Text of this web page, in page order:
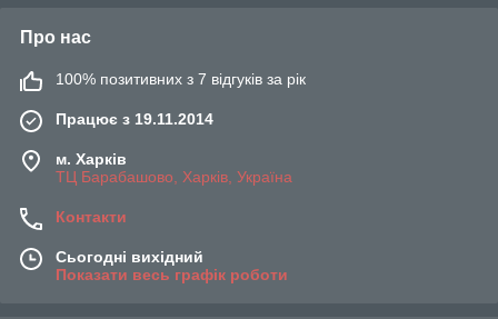
Про нас
100% позитивних з 7 відгуків за рік
Працює з 19.11.2014
м. Харків
ТЦ Барабашово, Харків, Україна
Контакти
Сьогодні вихідний
Показати весь графік роботи